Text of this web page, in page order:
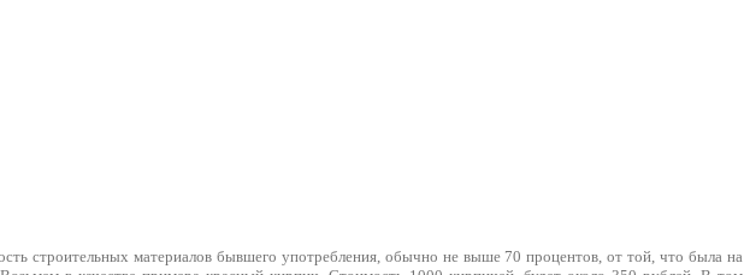
строительных материалов бывшего употребления, обычно не выше 70 процентов, от той, что была на